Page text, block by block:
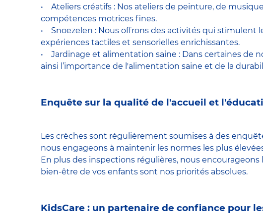
• Ateliers créatifs : Nos ateliers de peinture, de
compétences motrices fines.
• Snoezelen : Nous offrons des activités qui stimulent
expériences tactiles et sensorielles enrichissantes.
• Jardinage et alimentation saine : Dans certaines de
ainsi l’importance de l'alimentation saine et de la
Enquête sur la qualité de l'accueil et
Les crèches sont régulièrement soumises à des
nous engageons à maintenir les normes les plus
En plus des inspections régulières, nous
bien-être de vos enfants sont nos priorités absolues.
KidsCare : un partenaire de confiance pour